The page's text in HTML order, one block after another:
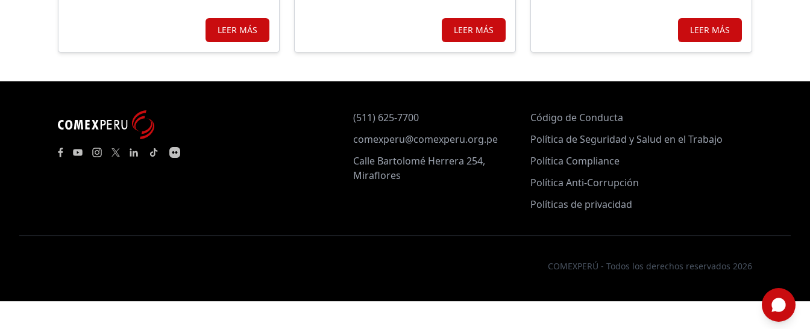
LEER MÁS LEER MÁS LEER MÁS
(511) 625-7700
comexperu@comexperu.org.pe
Calle Bartolomé Herrera 254,
Miraflores
Código de Conducta
Política de Seguridad y Salud en el Trabajo
Política Compliance
Política Anti-Corrupción
Políticas de privacidad
COMEXPERÚ - Todos los derechos reservados 2026